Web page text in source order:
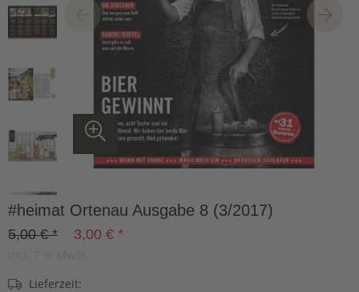
#heimat Ortenau Ausgabe 8 (3/2017)
5,00 € * 3,00 € *
Lieferzeit: